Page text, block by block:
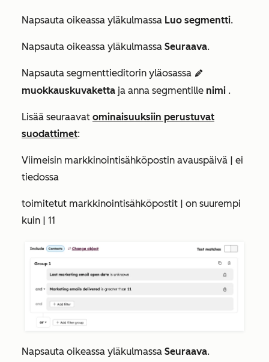
Napsauta oikeassa yläkulmassa Luo segmentti.
Napsauta oikeassa yläkulmassa Seuraava.
Napsauta segmenttieditorin yläosassa edit
muokkauskuvaketta ja anna segmentille nimi .
Lisää seuraavat ominaisuuksiin perustuvat
suodattimet:
Viimeisin markkinointisähköpostin avauspäivä | ei
tiedossa
toimitetut markkinointisähköpostit | on suurempi
kuin | 11
Napsauta oikeassa yläkulmassa Seuraava.